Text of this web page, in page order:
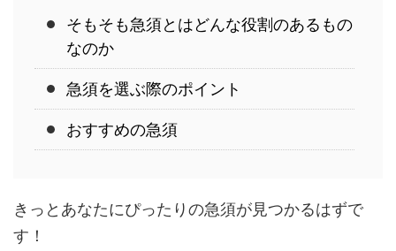
そもそも急須とはどんな役割のあるもの
なのか
急須を選ぶ際のポイント
おすすめの急須
きっとあなたにぴったりの急須が見つかるはずで
す！